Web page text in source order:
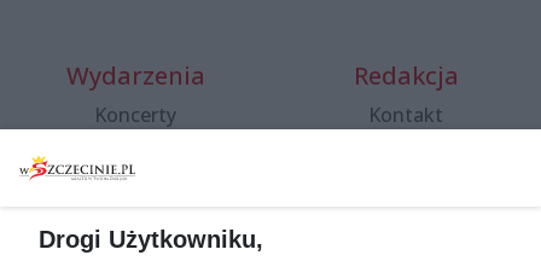
Wydarzenia
Koncerty
Spacery i oprowadzania
targi
Redakcja
Kontakt
Drogi Użytkowniku,